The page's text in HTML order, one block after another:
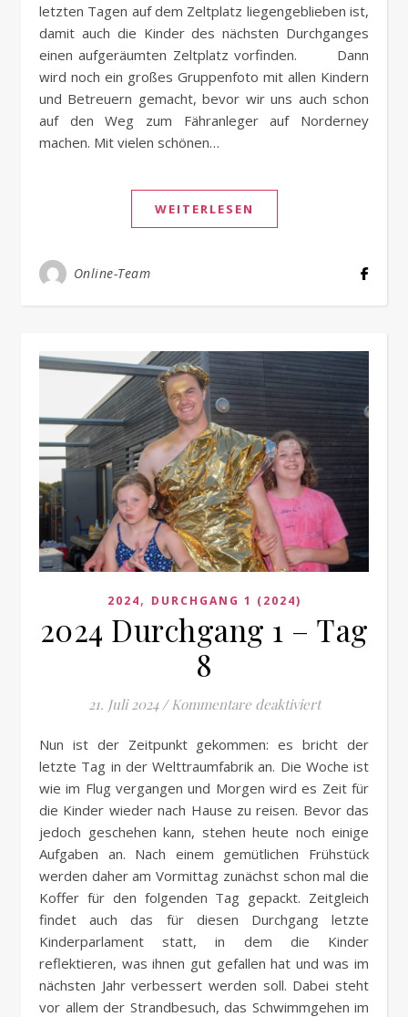
letzten Tagen auf dem Zeltplatz liegengeblieben ist,
damit auch die Kinder des nächsten Durchganges
einen aufgeräumten Zeltplatz vorfinden. Dann
wird noch ein großes Gruppenfoto mit allen Kindern
und Betreuern gemacht, bevor wir uns auch schon
auf den Weg zum Fähranleger auf Norderney
machen. Mit vielen schönen…
WEITERLESEN
Online-Team
2024, DURCHGANG 1 (2024)
2024 Durchgang 1 – Tag
8
21. Juli 2024 / Kommentare deaktiviertfür 2024
Nun ist der Zeitpunkt gekommen: es bricht der
letzte Tag in der Welttraumfabrik an. Die Woche ist
wie im Flug vergangen und Morgen wird es Zeit für
die Kinder wieder nach Hause zu reisen. Bevor das
jedoch geschehen kann, stehen heute noch einige
Aufgaben an. Nach einem gemütlichen Frühstück
werden daher am Vormittag zunächst schon mal die
Koffer für den folgenden Tag gepackt. Zeitgleich
findet auch das für diesen Durchgang letzte
Kinderparlament statt, in dem die Kinder
reflektieren, was ihnen gut gefallen hat und was im
nächsten Jahr verbessert werden soll. Dabei steht
vor allem der Strandbesuch, das Schwimmgehen im